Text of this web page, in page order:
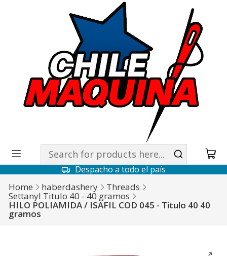
Despacho a todo el país
Home haberdashery Threads
Settanyl Titulo 40 - 40 gramos
HILO POLIAMIDA / ISAFIL COD 045 - Titulo 40 40
gramos